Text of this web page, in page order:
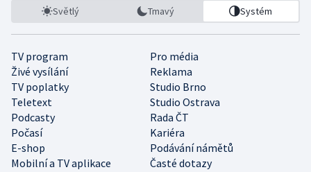
Světlý Tmavý Systém
TV program
Pro média
Živé vysílání
Reklama
TV poplatky
Studio Brno
Teletext
Studio Ostrava
Podcasty
Rada ČT
Počasí
Kariéra
E-shop
Podávání námětů
Mobilní a TV aplikace
Časté dotazy